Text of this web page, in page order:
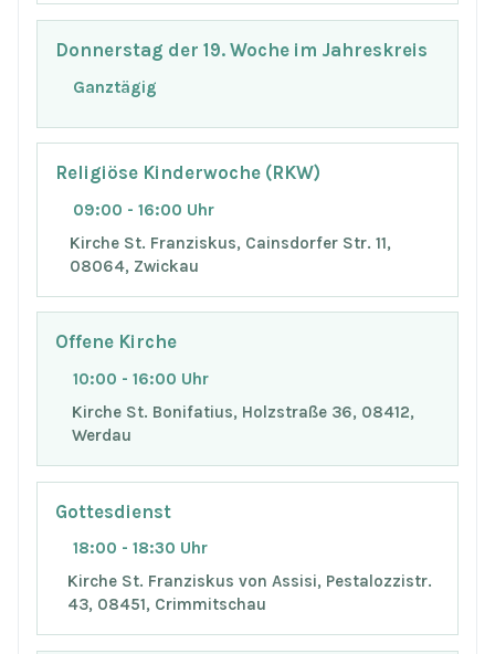
Donnerstag der 19. Woche im Jahreskreis
Ganztägig
Religiöse Kinderwoche (RKW)
09:00 - 16:00 Uhr
Kirche St. Franziskus, Cainsdorfer Str. 11,
08064, Zwickau
Offene Kirche
10:00 - 16:00 Uhr
Kirche St. Bonifatius, Holzstraße 36, 08412,
Werdau
Gottesdienst
18:00 - 18:30 Uhr
Kirche St. Franziskus von Assisi, Pestalozzistr.
43, 08451, Crimmitschau